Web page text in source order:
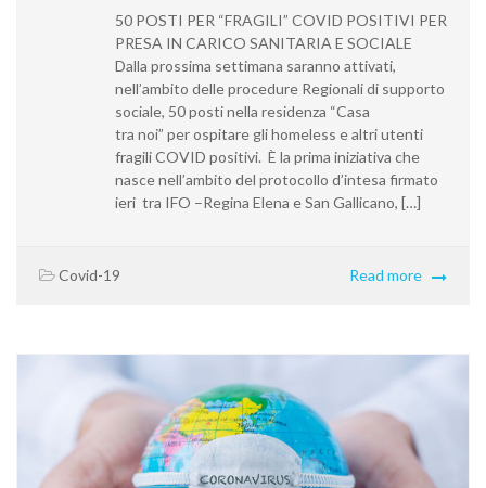
50 POSTI PER “FRAGILI” COVID POSITIVI PER
PRESA IN CARICO SANITARIA E SOCIALE
Dalla prossima settimana saranno attivati,
nell’ambito delle procedure Regionali di supporto
sociale, 50 posti nella residenza “Casa
tra noi” per ospitare gli homeless e altri utenti
fragili COVID positivi. È la prima iniziativa che
nasce nell’ambito del protocollo d’intesa firmato
ieri tra IFO –Regina Elena e San Gallicano, […]
Covid-19 Read more